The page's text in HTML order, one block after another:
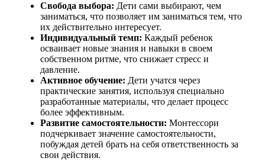
Свобода выбора: Дети сами выбирают, чем
заниматься, что позволяет им заниматься тем, что
их действительно интересует.
Индивидуальный темп: Каждый ребенок
осваивает новые знания и навыки в своем
собственном ритме, что снижает стресс и
давление.
Активное обучение: Дети учатся через
практические занятия, используя специально
разработанные материалы, что делает процесс
более эффективным.
Развитие самостоятельности: Монтессори
подчеркивает значение самостоятельности,
побуждая детей брать на себя ответственность за
свои действия.